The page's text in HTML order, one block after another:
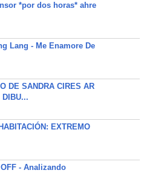
*por dos horas* ahre
Lang - Me Enamore De
DE SANDRA CIRES AR
DIBU...
EXTREMO
- Analizando